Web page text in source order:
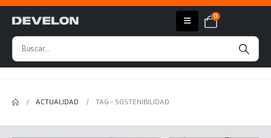
0
ACTUALIDAD TAG - SOSTENIBILIDAD